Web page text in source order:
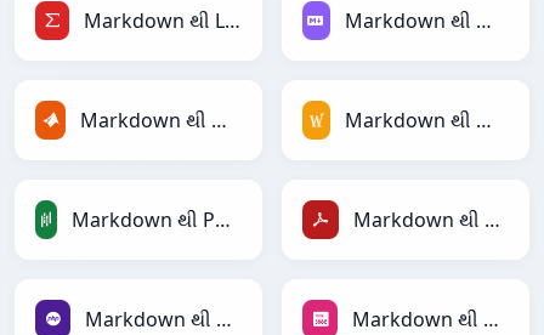
Markdown થી LaTeX Markdown થી Markdown
Markdown થી MATLAB Markdown થી MediaWiki
Markdown થી PandasDataFrame Markdown થી PDF
Markdown થી PHP Markdown થી PNG